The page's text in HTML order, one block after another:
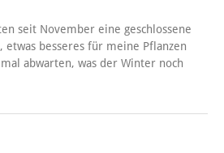
seit November eine geschlossene
etwas besseres für meine Pflanzen
abwarten, was der Winter noch